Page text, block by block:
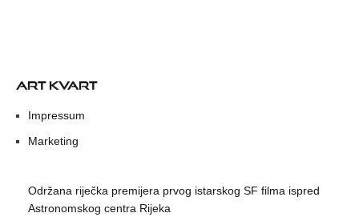
ART KVART
Impressum
Marketing
Održana riječka premijera prvog istarskog SF filma ispred
Astronomskog centra Rijeka